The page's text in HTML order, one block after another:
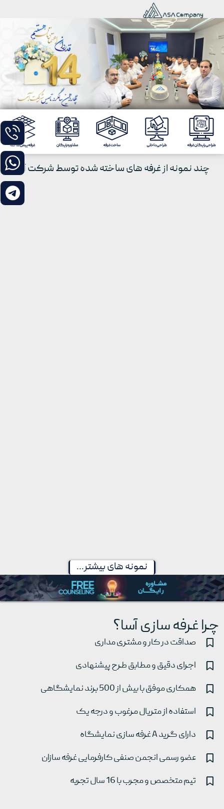
چند نمونه از غرفه های ساخته شده توسط شرکت آسا
نمونه های بیشتر...
چرا غرفه سازی آسا؟
صداقت در کار و مشتری مداری
اجرای دقیق و مطابق طرح پیشنهادی
همکاری موفق با بیش از 500 برند نمایشگاهی
استفاده از متریال مرغوب و درجه یک
دارای گرید A غرفه سازی نمایشگاه
عضو رسمی انجمن صنفی کارفرمایی غرفه سازان
تیم متخصص و مجرب با 16 سال تجربه